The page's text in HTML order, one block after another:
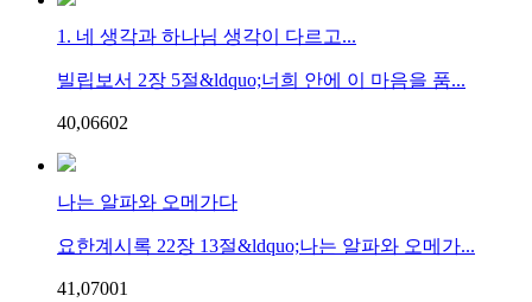
1. 네 생각과 하나님 생각이 다르고...
빌립보서 2장 5절&ldquo;너희 안에 이 마음을 품...
40,06602
나는 알파와 오메가다
요한계시록 22장 13절&ldquo;나는 알파와 오메가...
41,07001